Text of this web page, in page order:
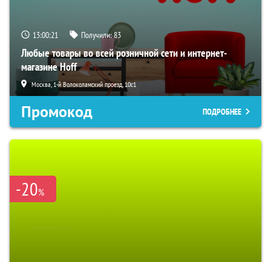
13:00:20 Получили:83
Любые товары во всей розничной сети и интернет-
магазине Hoff
Москва, 1-й Волоколамский проезд, 10с1
Промокод ПОДРОБНЕЕ
-20%